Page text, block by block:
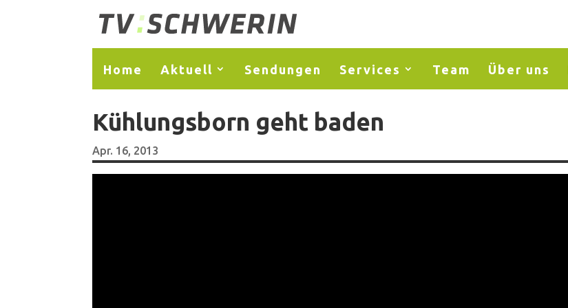
Home Aktuell Sendungen Services Team Über uns
Kühlungsborn geht baden
Apr. 16, 2013